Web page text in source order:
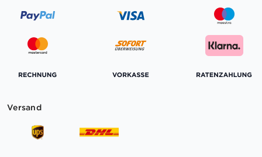
Versand